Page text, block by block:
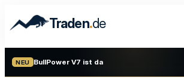
Traden.de
NEU BullPower V7 ist da